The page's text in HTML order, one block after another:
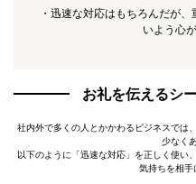
・迅速な対応はもちろんだが
いよう心
お礼を伝えるシ
社内外で多くの人とかかわるビジネスでは
少なく
以下のように「迅速な対応」を正しく使い
気持ちを相手